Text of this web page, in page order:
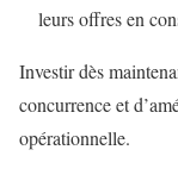
leurs offres en
Investir dès
concurrence et
opérationnelle.